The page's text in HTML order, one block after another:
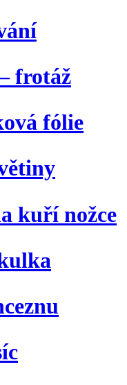
frotáž
fólie
kuří nožce